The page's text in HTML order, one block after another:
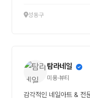
성동구
탐라네일
미용·뷰티
감각적인 네일아트 & 전